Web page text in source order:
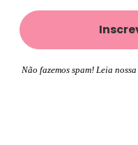
Não fazemos spam! Leia nossa